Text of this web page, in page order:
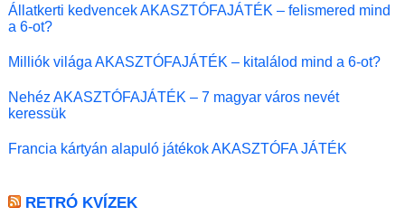
Állatkerti kedvencek AKASZTÓFAJÁTÉK – felismered mind
a 6-ot?
Milliók világa AKASZTÓFAJÁTÉK – kitalálod mind a 6-ot?
Nehéz AKASZTÓFAJÁTÉK – 7 magyar város nevét
keressük
Francia kártyán alapuló játékok AKASZTÓFA JÁTÉK
RETRÓ KVÍZEK